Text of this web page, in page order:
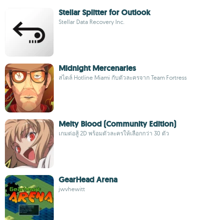
Stellar Splitter for Outlook
Stellar Data Recovery Inc.
Midnight Mercenaries
สไตล์ Hotline Miami กับตัวละครจาก Team Fortress
Melty Blood (Community Edition)
เกมต่อสู้ 2D พร้อมตัวละครให้เลือกกว่า 30 ตัว
GearHead Arena
jwvhewitt